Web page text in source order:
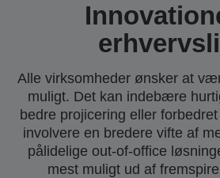
Alle virksomheder ønsker at
muligt. Det kan indebære
bedre projicering eller
involvere en bredere vifte af
pålidelige out-of-office
mest muligt ud af